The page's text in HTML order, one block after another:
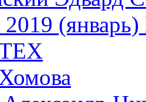
(январь)